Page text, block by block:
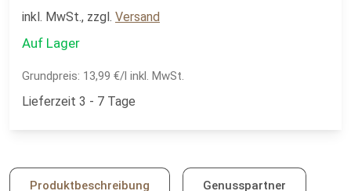
inkl. MwSt., zzgl. Versand
Auf Lager
Grundpreis: 13,99 €/l inkl. MwSt.
Lieferzeit 3 - 7 Tage
Produktbeschreibung Genusspartner